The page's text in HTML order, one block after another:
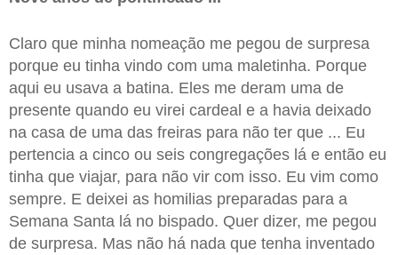
Claro que minha nomeação me pegou de surpresa
porque eu tinha vindo com uma maletinha. Porque
aqui eu usava a batina. Eles me deram uma de
presente quando eu virei cardeal e a havia deixado
na casa de uma das freiras para não ter que ... Eu
pertencia a cinco ou seis congregações lá e então eu
tinha que viajar, para não vir com isso. Eu vim como
sempre. E deixei as homilias preparadas para a
Semana Santa lá no bispado. Quer dizer, me pegou
de surpresa. Mas não há nada que tenha inventado